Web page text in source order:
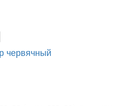
червячный